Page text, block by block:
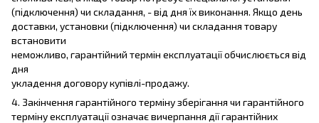
(підключення) чи складання, - від дня їх виконання. Якщо день
доставки, установки (підключення) чи складання товару
встановити
неможливо, гарантійний термін експлуатації обчислюється від
дня
укладення договору купівлі-продажу.
4. Закінчення гарантійного терміну зберігання чи гарантійного
терміну експлуатації означає вичерпання дії гарантійних